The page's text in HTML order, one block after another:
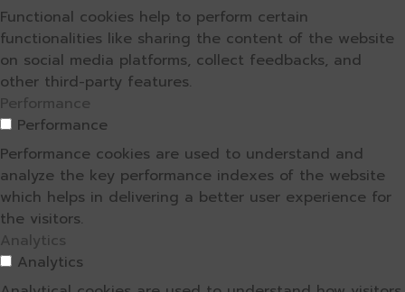
Functional cookies help to perform certain
functionalities like sharing the content of the website
on social media platforms, collect feedbacks, and
other third-party features.
Performance
Performance
Performance cookies are used to understand and
analyze the key performance indexes of the website
which helps in delivering a better user experience for
the visitors.
Analytics
Analytics